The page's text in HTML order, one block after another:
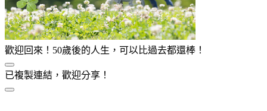
歡迎回來！50歲後的人生，可以比過去都還棒！
已複製連結，歡迎分享！